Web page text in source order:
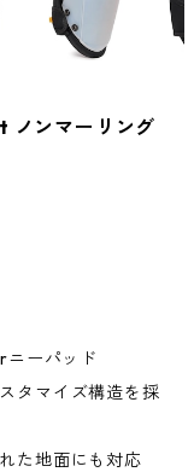
ノンマーリング
ニーパッド
タマイズ構造を採
た地面にも対応